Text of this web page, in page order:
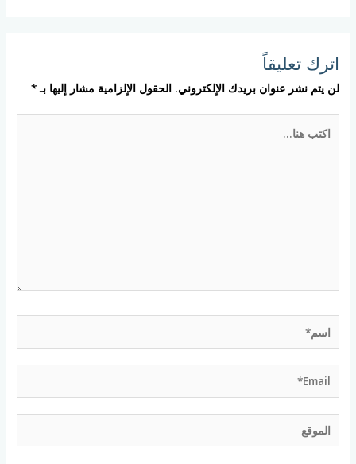
اترك تعليقاً
لن يتم نشر عنوان بريدك الإلكتروني. الحقول الإلزامية مشار إليها بـ*
اسم*
Email*
الموقع